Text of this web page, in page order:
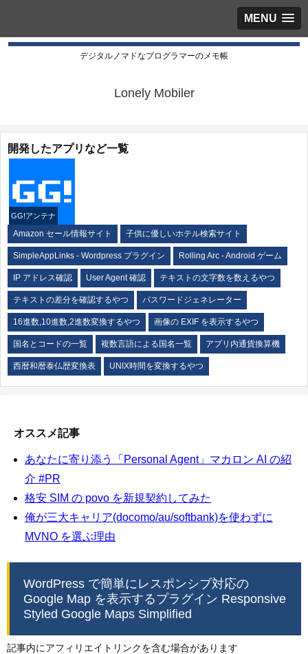
MENU
デジタルノマドなプログラマーのメモ帳
Lonely Mobiler
開発したアプリなど一覧
GG!アンテナ
Amazon セール情報サイト 子供に優しいホテル検索サイト
SimpleAppLinks - Wordpress プラグイン Rolling Arc - Android ゲーム
IP アドレス確認 User Agent 確認 テキストの文字数を数えるやつ
テキストの差分を確認するやつ パスワードジェネレーター
16進数,10進数,2進数変換するやつ 画像の EXIF を表示するやつ
国名とコードの一覧 複数言語による国名一覧 アプリ内通貨換算機
西暦和暦泰仏歴変換表 UNIX時間を変換するやつ
オススメ記事
あなたに寄り添う「Personal Agent」マカロン AI の紹
介 #PR
格安 SIM の povo を新規契約してみた
俺が三大キャリア(docomo/au/softbank)を使わずに
MVNO を選ぶ理由
WordPress で簡単にレスポンシブ対応の
Google Map を表示するプラグイン Responsive
Styled Google Maps Simplified
記事内にアフィリエイトリンクを含む場合があります